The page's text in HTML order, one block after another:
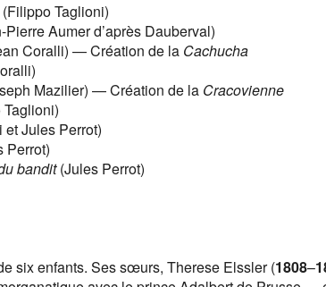
(Filippo Taglioni)
Pierre Aumer d’après Dauberval)
Coralli) — Création de la Cachucha
Mazilier) — Création de la Cracovienne
et Jules Perrot)
Perrot)
bandit(Jules Perrot)
six enfants. Ses sœurs, Therese Elssler (1808–